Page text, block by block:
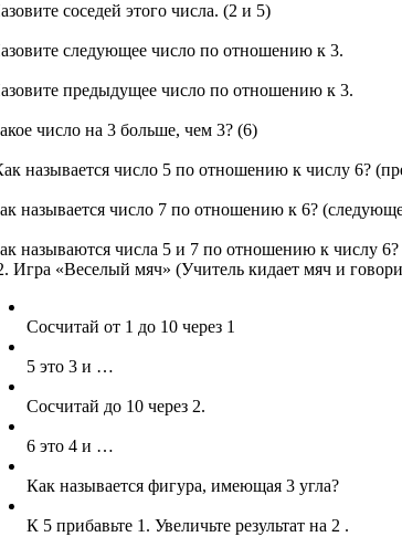
соседей этого числа. (2 и 5)
следующее число по отношению к 3.
предыдущее число по отношению к 3.
число на 3 больше, чем 3? (6)
называется число 5 по отношению к числу 6?
называется число 7 по отношению к 6?
называются числа 5 и 7 по отношению к числу 6?
Игра «Веселый мяч» (Учитель кидает мяч и
Сосчитай от 1 до 10 через 1
5 это 3 и …
Сосчитай до 10 через 2.
6 это 4 и …
Как называется фигура, имеющая 3 угла?
К 5 прибавьте 1. Увеличьте результат на 2 .